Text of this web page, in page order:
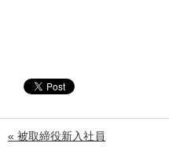
« 被取締役新入社員